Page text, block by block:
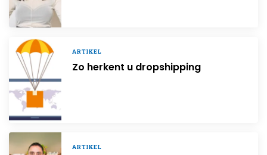
ARTIKEL
Zo herkent u dropshipping
ARTIKEL